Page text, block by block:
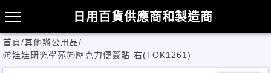
日用百貨供應商和製造商
首頁/其他辦公用品/
㊣娃娃研究學苑㊣壓克力便簽貼-右(TOK1261)